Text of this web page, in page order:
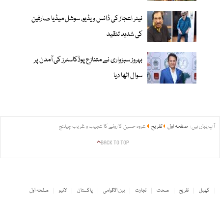
نیئر اعجاز کی ڈانس ویڈیو، سوشل میڈیا صارفین
کی شدید تنقید
بہروز سبزواری نے متنازع پوڈکاسٹرز کی آمدن پر
سوال اٹھا دیا
آپ یہاں ہیں: صفحہ اول تفریح عروہ حسین کا رونے کا عجیب و غریب چیلنج
BACK TO TOP
صفحہ اول لائیو پاکستان بین الاقوامی تجارت صحت تفریح کھیل